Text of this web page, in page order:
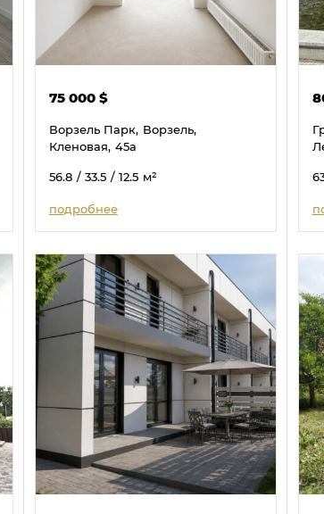
75 000 $
Ворзель Парк, Ворзель,
Кленовая, 45а
56.8 / 33.5 / 12.5 м²
подробнее